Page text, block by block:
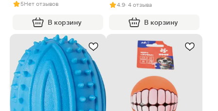
5Нет отзывов
В корзину
4.9· 4 отзыва
В корзину